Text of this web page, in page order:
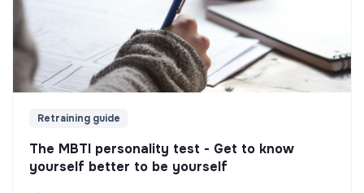
Retraining guide
The MBTI personality test - Get to know
yourself better to be yourself